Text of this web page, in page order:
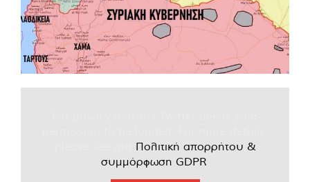
Πολιτική απορρήτου &
συμμόρφωση GDPR